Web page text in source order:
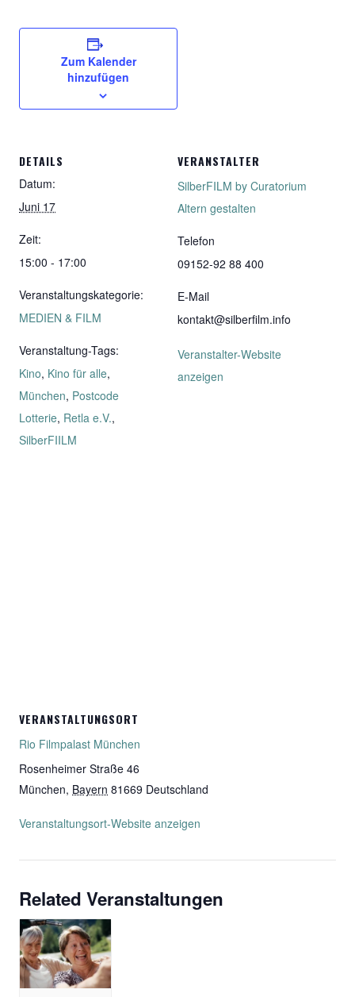
Zum Kalender
hinzufügen
DETAILS
Datum:
Juni 17
Zeit:
15:00 - 17:00
Veranstaltungskategorie:
MEDIEN & FILM
Veranstaltung-Tags:
Kino, Kino für alle,
München, Postcode
Lotterie, Retla e.V.,
SilberFIILM
VERANSTALTER
SilberFILM by Curatorium
Altern gestalten
Telefon
09152-92 88 400
E-Mail
kontakt@silberfilm.info
Veranstalter-Website
anzeigen
VERANSTALTUNGSORT
Rio Filmpalast München
Rosenheimer Straße 46
München, Bayern 81669 Deutschland
Veranstaltungsort-Website anzeigen
Related Veranstaltungen